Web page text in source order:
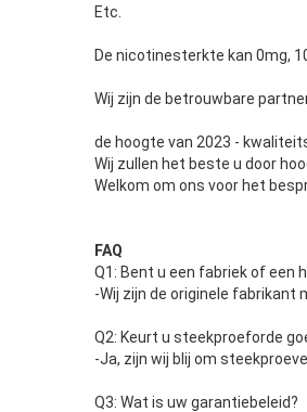
Etc.
De nicotinesterkte kan 0mg,
Wij zijn de betrouwbare
de hoogte van 2023 -
Wij zullen het beste u door
Welkom om ons voor het
FAQ
Q1: Bent u een fabriek of een
-Wij zijn de originele fabrikant
Q2: Keurt u steekproeforde
-Ja, zijn wij blij om
Q3: Wat is uw garantiebeleid?